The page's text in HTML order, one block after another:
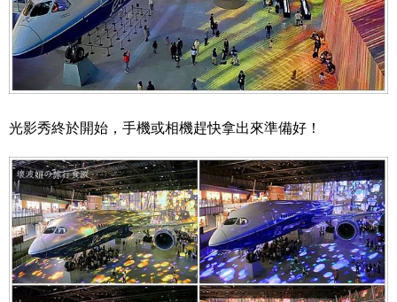
光影秀終於開始，手機或相機趕快拿出來準備好！